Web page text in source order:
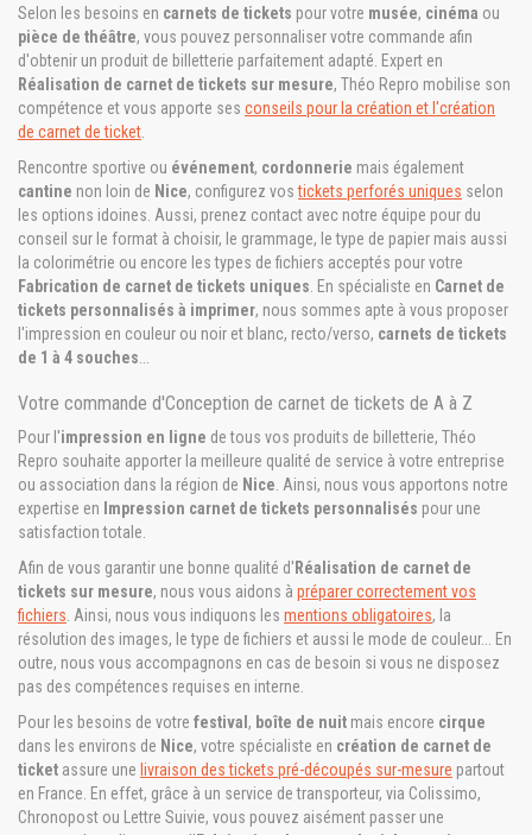
Selon les besoins en carnets de tickets pour votre musée, cinéma ou
pièce de théâtre, vous pouvez personnaliser votre commande afin
d'obtenir un produit de billetterie parfaitement adapté. Expert en
Réalisation de carnet de tickets sur mesure, Théo Repro mobilise son
compétence et vous apporte ses conseils pour la création et l'création
de carnet de ticket
Rencontre sportive ou événement, cordonnerie mais également
cantine non loin de Nice, configurez vostickets perforés uniques selon
les options idoines. Aussi, prenez contact avec notre équipe pour du
conseil sur le format à choisir, le grammage, le type de papier mais aussi
la colorimétrie ou encore les types de fichiers acceptés pour votre
Fabrication de carnet de tickets uniques . En spécialiste en Carnet de
tickets personnalisés à imprimer, nous sommes apte à vous proposer
l'impression en couleur ou noir et blanc, recto/verso, carnets de tickets
de 1 à 4 souches
Votre commande d'Conception de carnet de tickets de A à Z
Pour l'impression en ligne de tous vos produits de billetterie, Théo
Repro souhaite apporter la meilleure qualité de service à votre entreprise
ou association dans la région de Nice . Ainsi, nous vous apportons notre
expertise en Impression carnet de tickets personnalisés pour une
satisfaction totale.
Afin de vous garantir une bonne qualité d' Réalisation de carnet de
tickets sur mesure, nous vous aidons à préparer correctement vos
fichiers . Ainsi, nous vous indiquons les mentions obligatoires, la
résolution des images, le type de fichiers et aussi le mode de couleur... En
outre, nous vous accompagnons en cas de besoin si vous ne disposez
pas des compétences requises en interne.
Pour les besoins de votre festival , boîte de nuit mais encore cirque
dans les environs de Nice, votre spécialiste en création de carnet de
ticket assure une livraison des tickets pré-découpés sur-mesure partout
en France. En effet, grâce à un service de transporteur, via Colissimo,
Chronopost ou Lettre Suivie, vous pouvez aisément passer une